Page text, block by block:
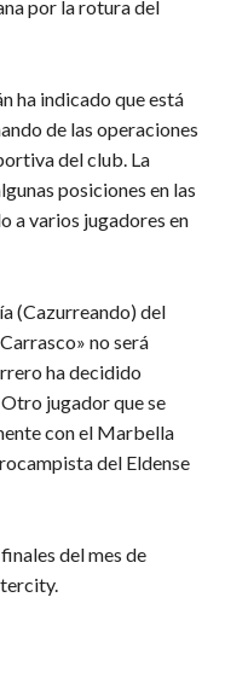
por la rotura del
ha indicado que está
de las operaciones
del club. La
posiciones en las
a varios jugadores en
(Cazurreando) del
no será
ha decidido
jugador que se
con el Marbella
del Eldense
del mes de